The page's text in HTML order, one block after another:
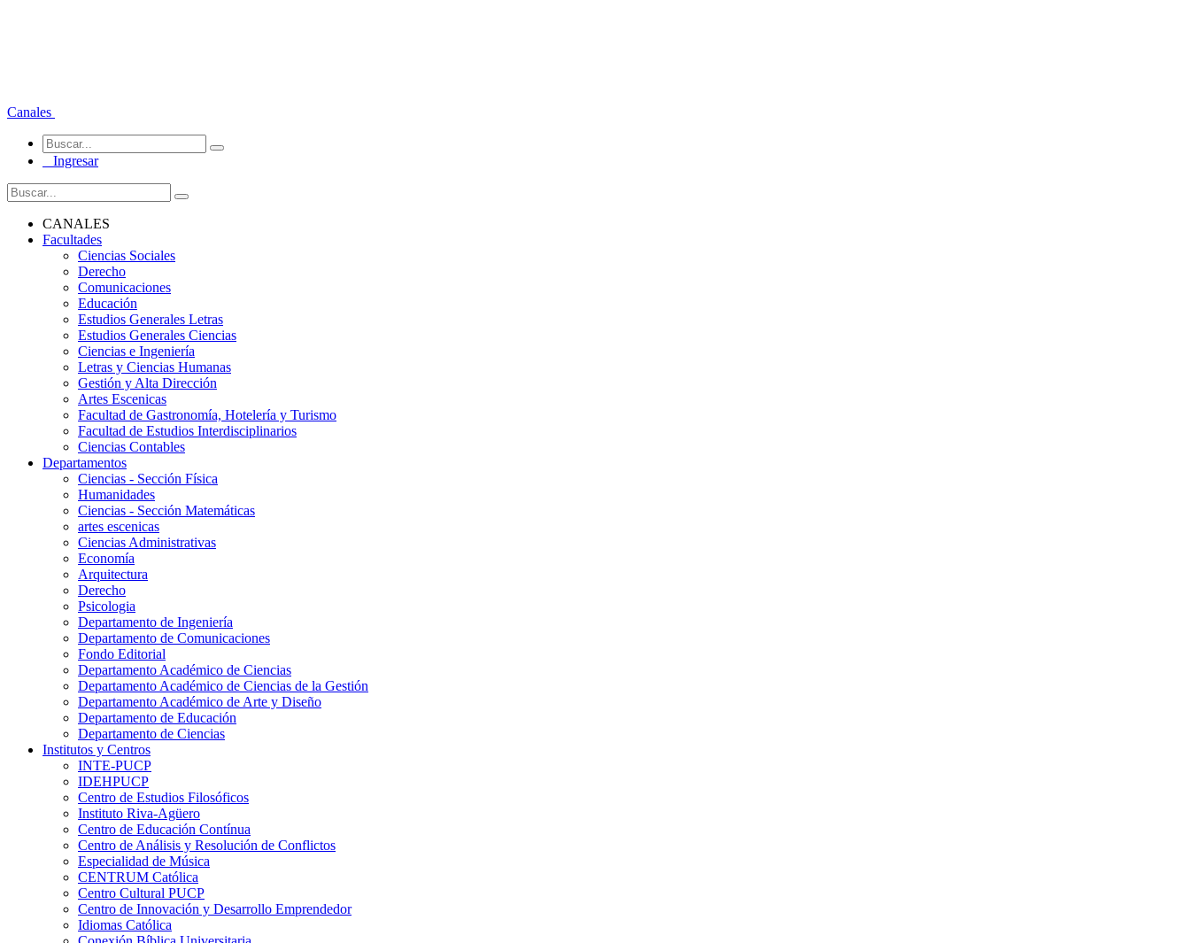
Canales
Ingresar
CANALES
Facultades
Ciencias Sociales
Derecho
Comunicaciones
Educación
Estudios Generales Letras
Estudios Generales Ciencias
Ciencias e Ingeniería
Letras y Ciencias Humanas
Gestión y Alta Dirección
Artes Escenicas
Facultad de Gastronomía, Hotelería y Turismo
Facultad de Estudios Interdisciplinarios
Ciencias Contables
Departamentos
Ciencias - Sección Física
Humanidades
Ciencias - Sección Matemáticas
artes escenicas
Ciencias Administrativas
Economía
Arquitectura
Derecho
Psicologia
Departamento de Ingeniería
Departamento de Comunicaciones
Fondo Editorial
Departamento Académico de Ciencias
Departamento Académico de Ciencias de la Gestión
Departamento Académico de Arte y Diseño
Departamento de Educación
Departamento de Ciencias
Institutos y Centros
INTE-PUCP
IDEHPUCP
Centro de Estudios Filosóficos
Instituto Riva-Agüero
Centro de Educación Contínua
Centro de Análisis y Resolución de Conflictos
Especialidad de Música
CENTRUM Católica
Centro Cultural PUCP
Centro de Innovación y Desarrollo Emprendedor
Idiomas Católica